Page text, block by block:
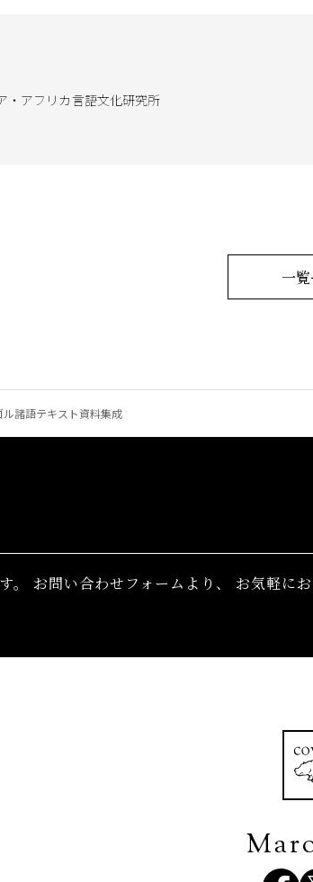
・アフリカ言語文化研究所
一
ル諸語テキスト資料集成
。 お問い合わせフォームより、 お気軽に